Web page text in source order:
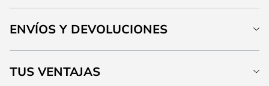
ENVÍOS Y DEVOLUCIONES
TUS VENTAJAS